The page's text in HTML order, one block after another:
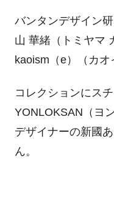
バンタンデザイン
山 華緒（トミヤマ
kaoism（e）（カオ
コレクションにス
YONLOKSAN（ヨ
デザイナーの新國
ん。